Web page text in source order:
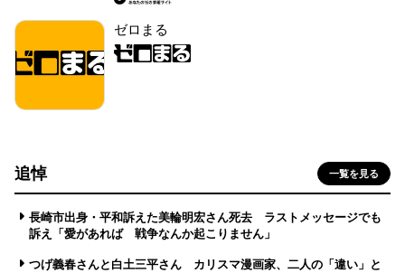
ゼロまる
追悼 一覧を見る
長崎市出身・平和訴えた美輪明宏さん死去 ラストメッセージでも
訴え「愛があれば 戦争なんか起こりません」
つげ義春さんと白土三平さん カリスマ漫画家、二人の「違い」と